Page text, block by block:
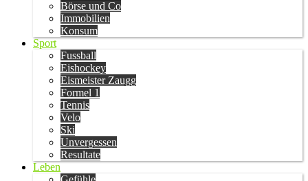
Börse und Co
Immobilien
Konsum
Sport
Fussball
Eishockey
Eismeister Zaugg
Formel 1
Tennis
Velo
Ski
Unvergessen
Resultate
Leben